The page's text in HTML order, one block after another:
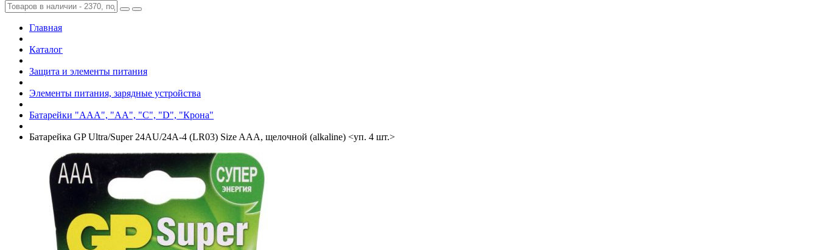
Главная
Каталог
Защита и элементы питания
Элементы питания, зарядные устройства
Батарейки "AAA", "AA", "C", "D", "Крона"
Батарейка GP Ultra/­Super 24AU/­24A-4 (LR03) Size AAA, щелочной (alkaline) <уп. 4 шт.>